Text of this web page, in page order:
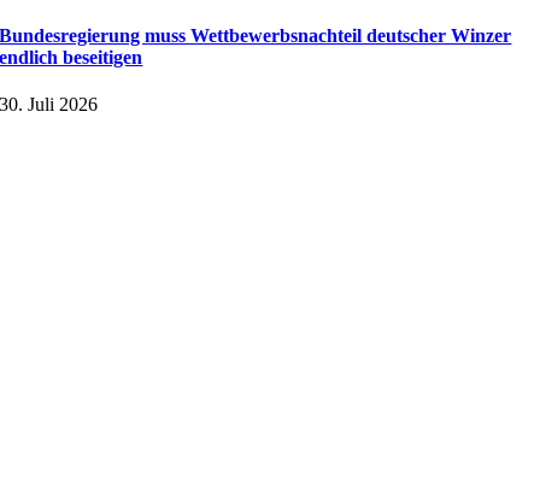
Bundesregierung muss Wettbewerbsnachteil deutscher Winzer
endlich beseitigen
30. Juli 2026